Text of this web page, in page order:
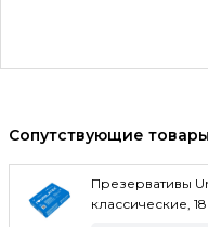
Сопутствующие товары
Презервативы
классические,